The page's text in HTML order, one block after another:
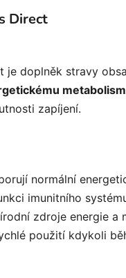
Direct
doplněk stravy
zapíjení.
normální
imunitního
zdroje energie a
použití kdykoli